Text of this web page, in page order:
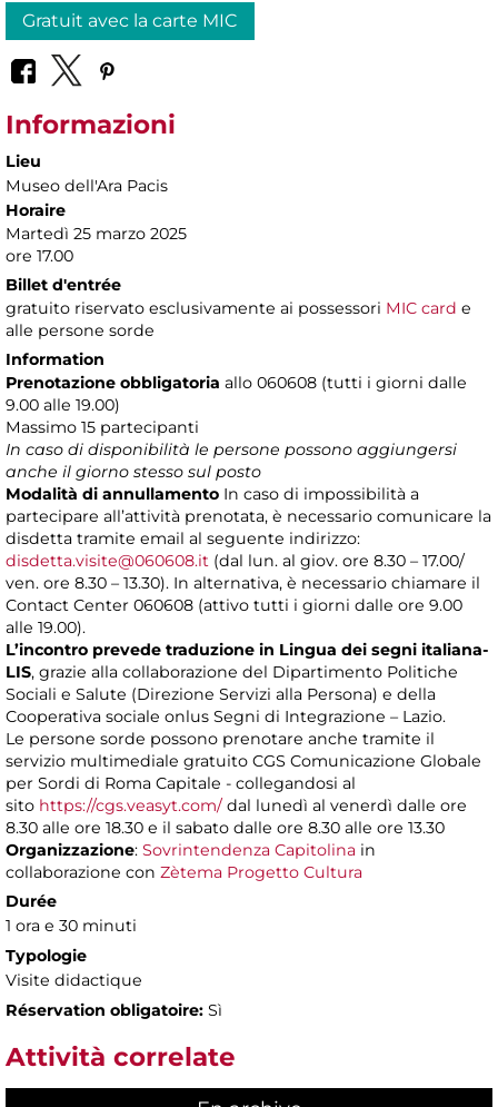
Gratuit avec la carte MIC
Informazioni
Lieu
Museo dell'Ara Pacis
Horaire
Martedì 25 marzo 2025
ore 17.00
Billet d'entrée
gratuito riservato esclusivamente ai possessori MIC card e
alle persone sorde
Information
Prenotazione obbligatoria allo 060608 (tutti i giorni dalle
9.00 alle 19.00)
Massimo 15 partecipanti
In caso di disponibilità le persone possono aggiungersi
anche il giorno stesso sul posto
Modalità di annullamento In caso di impossibilità a
partecipare all’attività prenotata, è necessario comunicare la
disdetta tramite email al seguente indirizzo:
disdetta.visite@060608.it (dal lun. al giov. ore 8.30 – 17.00/
ven. ore 8.30 – 13.30). In alternativa, è necessario chiamare il
Contact Center 060608 (attivo tutti i giorni dalle ore 9.00
alle 19.00).
L’incontro prevede traduzione in Lingua dei segni italiana-
LIS, grazie alla collaborazione del Dipartimento Politiche
Sociali e Salute (Direzione Servizi alla Persona) e della
Cooperativa sociale onlus Segni di Integrazione – Lazio.
Le persone sorde possono prenotare anche tramite il
servizio multimediale gratuito CGS Comunicazione Globale
per Sordi di Roma Capitale - collegandosi al
sito https://cgs.veasyt.com/dal lunedì al venerdì dalle ore
8.30 alle ore 18.30 e il sabato dalle ore 8.30 alle ore 13.30
Organizzazione: Sovrintendenza Capitolina in
collaborazione con Zètema Progetto Cultura
Durée
1 ora e 30 minuti
Typologie
Visite didactique
Réservation obligatoire: Sì
Attività correlate